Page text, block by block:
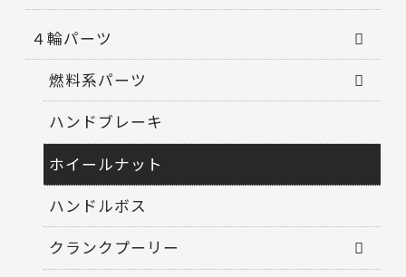
４輪パーツ
燃料系パーツ
ハンドブレーキ
ホイールナット
ハンドルボス
クランクプーリー